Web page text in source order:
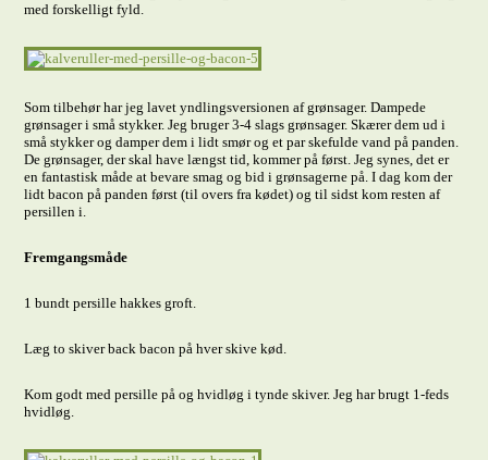
med forskelligt fyld.
Som tilbehør har jeg lavet yndlingsversionen af grønsager. Dampede
grønsager i små stykker. Jeg bruger 3-4 slags grønsager. Skærer dem ud i
små stykker og damper dem i lidt smør og et par skefulde vand på panden.
De grønsager, der skal have længst tid, kommer på først. Jeg synes, det er
en fantastisk måde at bevare smag og bid i grønsagerne på. I dag kom der
lidt bacon på panden først (til overs fra kødet) og til sidst kom resten af
persillen i.
Fremgangsmåde
1 bundt persille hakkes groft.
Læg to skiver back bacon på hver skive kød.
Kom godt med persille på og hvidløg i tynde skiver. Jeg har brugt 1-feds
hvidløg.